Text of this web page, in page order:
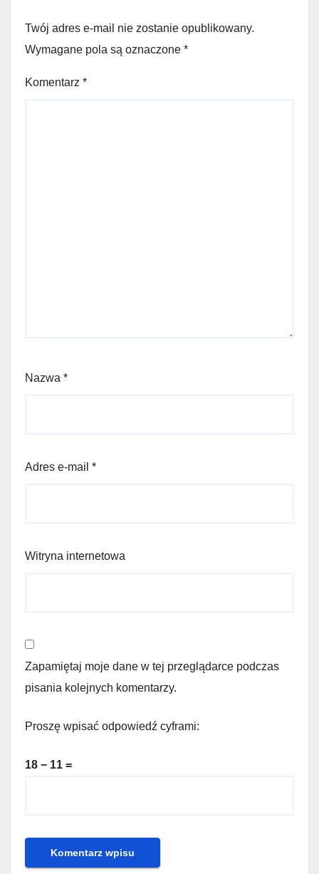
Twój adres e-mail nie zostanie opublikowany.
Wymagane pola są oznaczone *
Komentarz *
Nazwa *
Adres e-mail *
Witryna internetowa
Zapamiętaj moje dane w tej przeglądarce podczas
pisania kolejnych komentarzy.
Proszę wpisać odpowiedź cyframi:
18 − 11 =